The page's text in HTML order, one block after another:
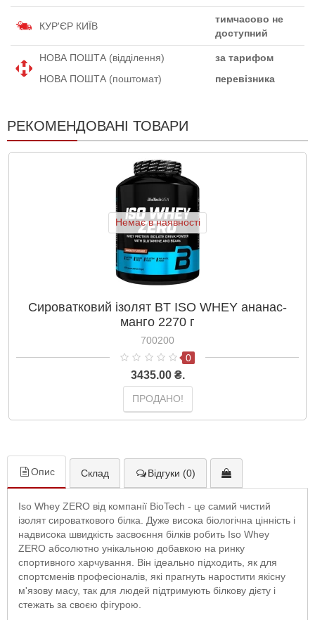
КУР'ЄР КИЇВ
тимчасово не
доступний
НОВА ПОШТА (відділення)
за тарифом
НОВА ПОШТА (поштомат)
перевізника
РЕКОМЕНДОВАНІ ТОВАРИ
Немає в наявності
Сироватковий ізолят BT ISO WHEY ананас-
манго 2270 г
700200
0
3435.00 ₴.
ПРОДАНО!
Опис Склад Відгуки (0)
Iso Whey ZERO від компанії BioTech - це самий чистий
ізолят сироваткового білка. Дуже висока біологічна цінність і
надвисока швидкість засвоєння білків робить Iso Whey
ZERO абсолютно унікальною добавкою на ринку
спортивного харчування. Він ідеально підходить, як для
спортсменів професіоналів, які прагнуть наростити якісну
м'язову масу, так для людей підтримують білкову дієту і
стежать за своєю фігурою.